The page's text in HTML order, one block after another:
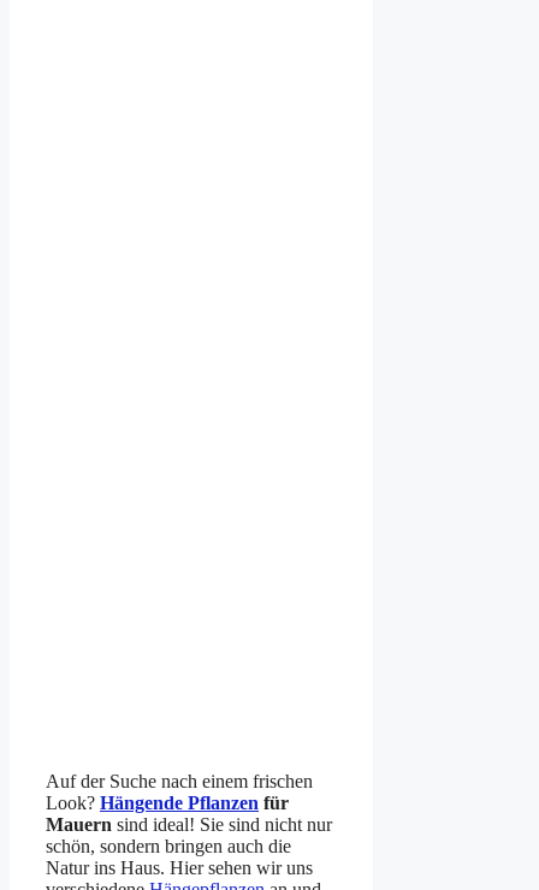
Auf der Suche nach einem frischen
Look? Hängende Pflanzen für
Mauern sind ideal! Sie sind nicht nur
schön, sondern bringen auch die
Natur ins Haus. Hier sehen wir uns